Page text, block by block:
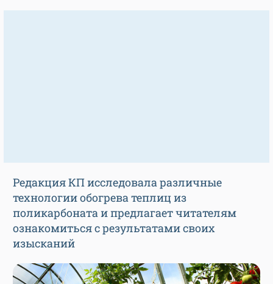
Редакция КП исследовала различные
технологии обогрева теплиц из
поликарбоната и предлагает читателям
ознакомиться с результатами своих
изысканий